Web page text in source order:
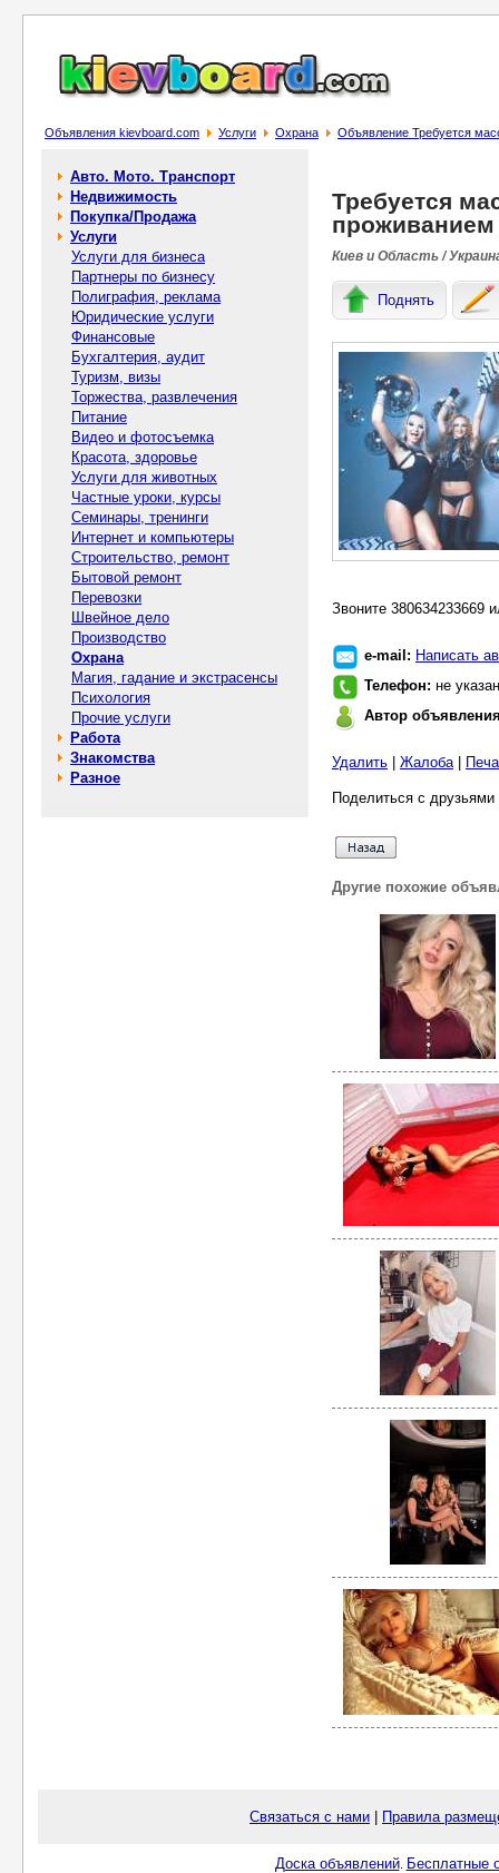
Объявления kievboard.com Услуги Охрана Объявление Требуется
Авто. Мото. Транспорт
Недвижимость
Покупка/Продажа
Услуги
Услуги для бизнеса
Партнеры по бизнесу
Полиграфия, реклама
Юридические услуги
Финансовые
Бухгалтерия, аудит
Туризм, визы
Торжества, развлечения
Питание
Видео и фотосъемка
Красота, здоровье
Услуги для животных
Частные уроки, курсы
Семинары, тренинги
Интернет и компьютеры
Строительство, ремонт
Бытовой ремонт
Перевозки
Швейное дело
Производство
Охрана
Магия, гадание и экстрасенсы
Психология
Прочие услуги
Работа
Знакомства
Разное
Требуется
проживанием
Киев и Область /
Поднять
Звоните 380634233669
e-mail: Написать
Телефон: не указан
Автор
Удалить Жалоба|
Поделиться с
Другие похожие
Связаться с нами Правила
Доска объявлений. Бесплатные